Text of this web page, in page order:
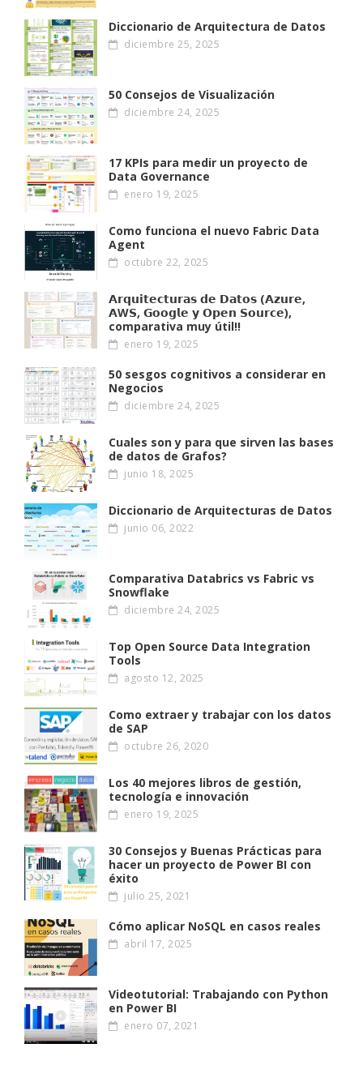
Diccionario de Arquitectura de Datos
diciembre 25, 2025
50 Consejos de Visualización
diciembre 24, 2025
17 KPIs para medir un proyecto de
Data Governance
enero 19, 2025
Como funciona el nuevo Fabric Data
Agent
octubre 22, 2025
𝗔𝗿𝗾𝘂𝗶𝘁𝗲𝗰𝘁𝘂𝗿𝗮𝘀 𝗱𝗲 𝗗𝗮𝘁𝗼𝘀 (𝗔𝘇𝘂𝗿𝗲,
𝗔W𝗦, 𝗚𝗼𝗼𝗴𝗹𝗲 𝘆 𝗢𝗽𝗲𝗻 𝗦𝗼𝘂𝗿𝗰𝗲),
comparativa muy útil!!
enero 19, 2025
50 sesgos cognitivos a considerar en
Negocios
diciembre 24, 2025
Cuales son y para que sirven las bases
de datos de Grafos?
junio 18, 2025
Diccionario de Arquitecturas de Datos
junio 06, 2022
Comparativa Databrics vs Fabric vs
Snowflake
diciembre 24, 2025
Top Open Source Data Integration
Tools
agosto 12, 2025
Como extraer y trabajar con los datos
de SAP
octubre 26, 2020
Los 40 mejores libros de gestión,
tecnología e innovación
enero 19, 2025
30 Consejos y Buenas Prácticas para
hacer un proyecto de Power BI con
éxito
julio 25, 2021
Cómo aplicar NoSQL en casos reales
abril 17, 2025
Videotutorial: Trabajando con Python
en Power BI
enero 07, 2021